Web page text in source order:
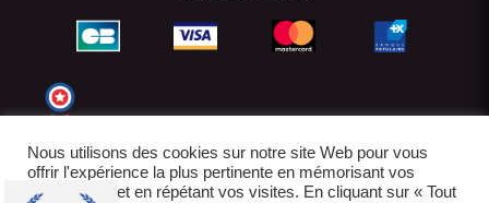
Nous utilisons des cookies sur notre site Web pour vous
offrir l'expérience la plus pertinente en mémorisant vos
préférences et en répétant vos visites. En cliquant sur « Tout